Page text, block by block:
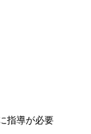
ッフ、そして患者
続けられる、勤務
ない口腔内の健康
ドクターを希望し
お待ちしておりま
指導が必要